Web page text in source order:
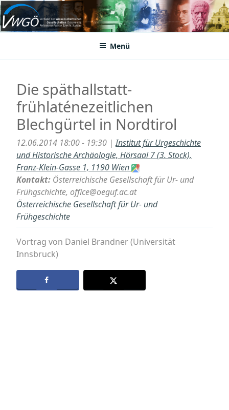
Zum
Inhalt
springenVWGÖ
Federation of Austrian Scientific Societies
Menü
Die späthallstatt-
frühlaténezeitlichen
Blechgürtel in Nordtirol
12.06.2014 18:00 - 19:30 |Institut für Urgeschichte
und Historische Archäologie, Hörsaal 7 (3. Stock),
Franz-Klein-Gasse 1, 1190 Wien
Kontakt: Österreichische Gesellschaft für Ur- und
Frühgschichte, office@oeguf.ac.at
Österreichische Gesellschaft für Ur- und
Frühgeschichte
Vortrag von Daniel Brandner (Universität
Innsbruck)